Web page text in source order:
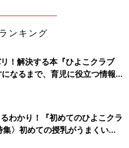
ンキング
！解決する本『ひよこクラブ
なるまで、育児に役立つ情報が
わかり！『初めてのひよこクラ
〉初めての授乳がうまくい
の基本と夏のトラブル 解決テ